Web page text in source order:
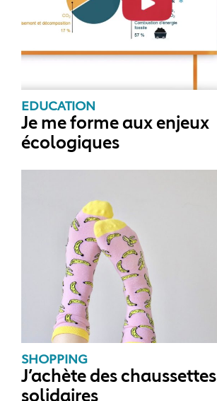
EDUCATION
Je me forme aux enjeux
écologiques
SHOPPING
J’achète des chaussettes
solidaires